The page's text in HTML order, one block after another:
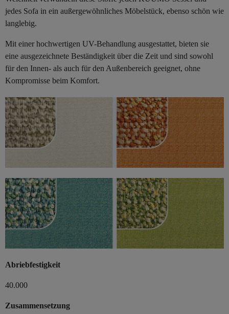
jedes Sofa in ein außergewöhnliches Möbelstück, ebenso schön wie
langlebig.
Mit einer hochwertigen UV-Behandlung ausgestattet, bieten sie
eine ausgezeichnete Beständigkeit über die Zeit und sind sowohl
für den Innen- als auch für den Außenbereich geeignet, ohne
Kompromisse beim Komfort.
Abriebfestigkeit
40.000
Zusammensetzung